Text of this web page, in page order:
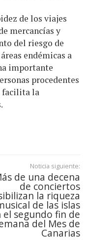
de los viajes
mercancías y
del riesgo de
endémicas a
importante
procedentes
facilita la
Noticia siguiente:
de una decena
de conciertos
la riqueza
de las islas
el segundo fin de
del Mes de
Canarias